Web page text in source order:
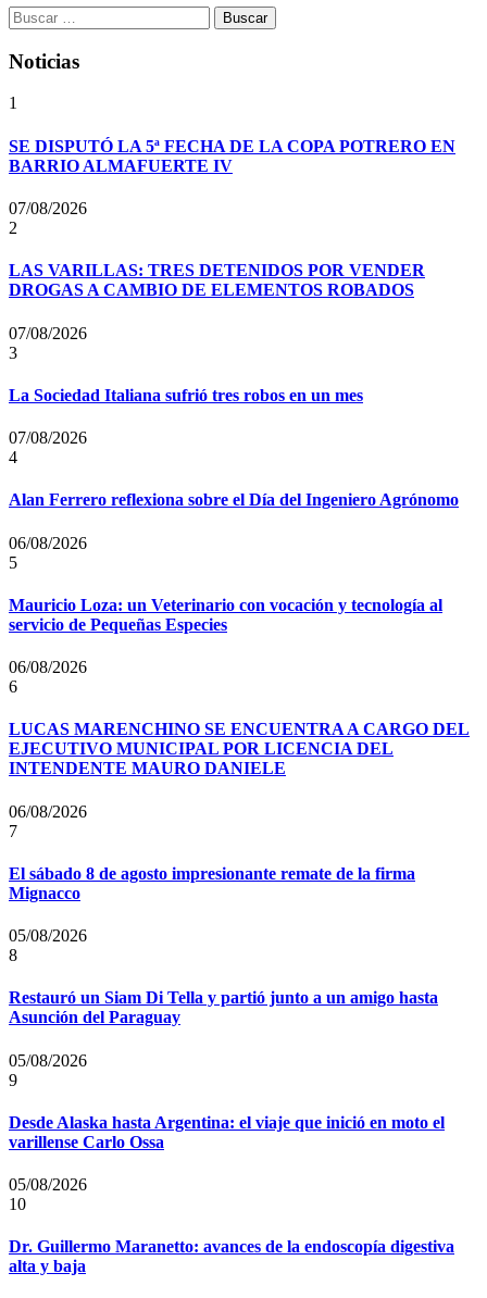
Buscar:
Noticias
1
SE DISPUTÓ LA 5ª FECHA DE LA COPA POTRERO EN
BARRIO ALMAFUERTE IV
07/08/2026
2
LAS VARILLAS: TRES DETENIDOS POR VENDER
DROGAS A CAMBIO DE ELEMENTOS ROBADOS
07/08/2026
3
La Sociedad Italiana sufrió tres robos en un mes
07/08/2026
4
Alan Ferrero reflexiona sobre el Día del Ingeniero Agrónomo
06/08/2026
5
Mauricio Loza: un Veterinario con vocación y tecnología al
servicio de Pequeñas Especies
06/08/2026
6
LUCAS MARENCHINO SE ENCUENTRA A CARGO DEL
EJECUTIVO MUNICIPAL POR LICENCIA DEL
INTENDENTE MAURO DANIELE
06/08/2026
7
El sábado 8 de agosto impresionante remate de la firma
Mignacco
05/08/2026
8
Restauró un Siam Di Tella y partió junto a un amigo hasta
Asunción del Paraguay
05/08/2026
9
Desde Alaska hasta Argentina: el viaje que inició en moto el
varillense Carlo Ossa
05/08/2026
10
Dr. Guillermo Maranetto: avances de la endoscopía digestiva
alta y baja